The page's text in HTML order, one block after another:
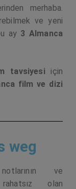
merhaba.
ve yeni
ay 3 Almanca
tavsiyesi için
film ve dizi
weg
ve
rahatsız olan